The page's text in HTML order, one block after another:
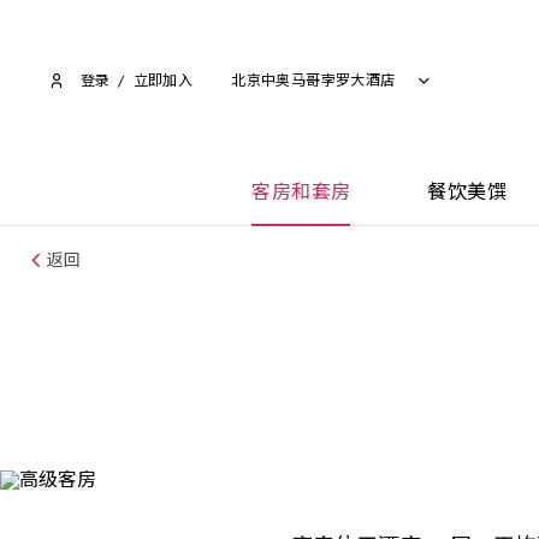
登录 / 立即加入​ 北京中奥马哥孛罗大酒店
客房和套房 餐饮美馔
返回